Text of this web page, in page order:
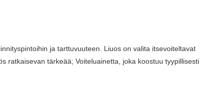
ja tarttuvuuteen. Liuos on valita itsevoiteltavat
ratkaisevan tärkeää; Voiteluainetta, joka koostuu tyypillisesti